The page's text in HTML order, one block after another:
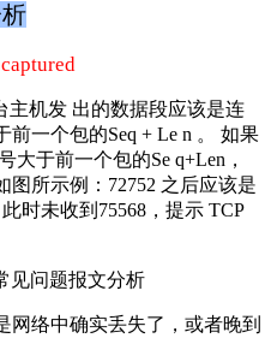
主机发 出的数据段应该是连
前一个包的Seq + Le n 。
如果
大于前一个包的Se q+Len，
所示例：72752 之后应该是
时未收到75568，提示 TCP
网络中确实丢失了，或者晚到